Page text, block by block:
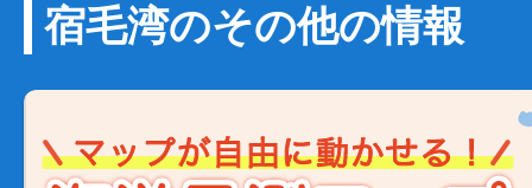
宿毛湾のその他の情報